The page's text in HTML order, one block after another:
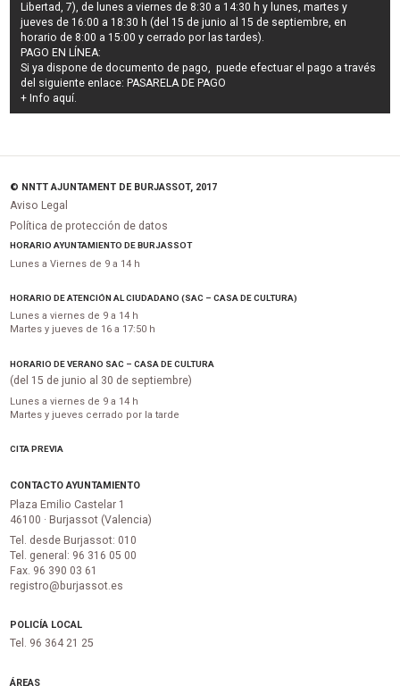
Libertad, 7), de lunes a viernes de 8:30 a 14:30 h y lunes, martes y
jueves de 16:00 a 18:30 h (del 15 de junio al 15 de septiembre, en
horario de 8:00 a 15:00 y cerrado por las tardes).
PAGO EN LÍNEA:
Si ya dispone de documento de pago, puede efectuar el pago a través
del siguiente enlace: PASARELA DE PAGO
+ Info aquí.
© NNTT AJUNTAMENT DE BURJASSOT, 2017
Aviso Legal
Política de protección de datos
HORARIO AYUNTAMIENTO DE BURJASSOT
Lunes a Viernes de 9 a 14 h
HORARIO DE ATENCIÓN AL CIUDADANO (SAC – CASA DE CULTURA)
Lunes a viernes de 9 a 14 h
Martes y jueves de 16 a 17:50 h
HORARIO DE VERANO SAC – CASA DE CULTURA
(del 15 de junio al 30 de septiembre)
Lunes a viernes de 9 a 14 h
Martes y jueves cerrado por la tarde
CITA PREVIA
CONTACTO AYUNTAMIENTO
Plaza Emilio Castelar 1
46100 · Burjassot (Valencia)
Tel. desde Burjassot: 010
Tel. general: 96 316 05 00
Fax. 96 390 03 61
registro@burjassot.es
POLICÍA LOCAL
Tel. 96 364 21 25
ÁREAS